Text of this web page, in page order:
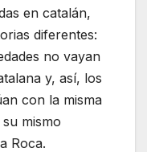
en catalán,
diferentes:
no vayan
y, así, los
con la misma
mismo
Roca.